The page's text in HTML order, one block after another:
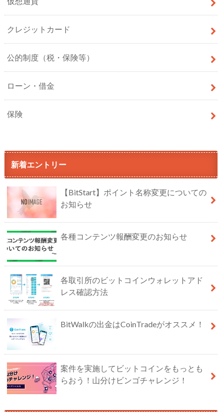
クレジットカード
公的制度（税・保険等）
ローン・借金
保険
新着エントリー
【BitStart】ポイント名称変更についての
お知らせ
各種コンテンツ報酬変更のお知らせ
各取引所のビットコインウォレットアド
レス確認方法
BitWalkの出金はCoinTradeがオススメ！
案件を実施してビットコインをもっとも
らおう！山分けビンゴチャレンジ！